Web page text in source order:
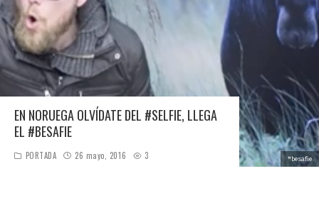
#besafie
EN NORUEGA OLVÍDATE DEL #SELFIE, LLEGA
EL #BESAFIE
PORTADA 26 mayo, 2016 3